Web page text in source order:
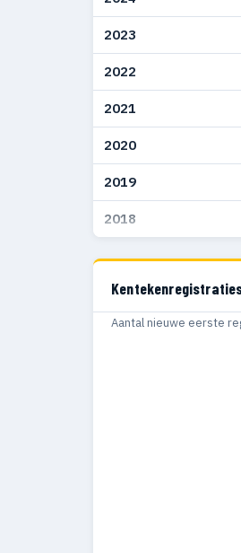
2023
2022
2021
2020
2019
2018
Aantal nieuwe eerste